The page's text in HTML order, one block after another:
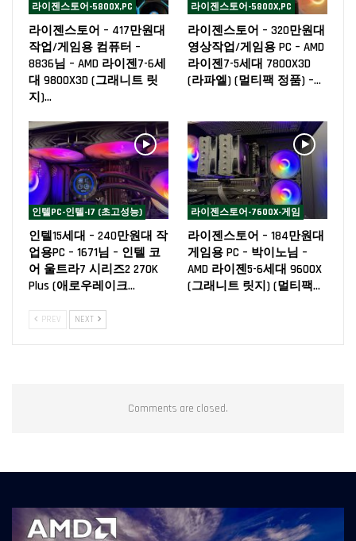
라이젠스토어-5800X,PC
라이젠스토어 – 417만원대
작업/게임용 컴퓨터 –
8836님 – AMD 라이젠7-6세
대 9800X3D (그래니트 릿
지)…
라이젠스토어-5800X,PC
라이젠스토어 – 320만원대
영상작업/게임용 PC – AMD
라이젠7-5세대 7800X3D
(라파엘) (멀티팩 정품) –…
인텔PC-인텔-I7 (초고성능)
인텔15세대 – 240만원대 작
업용PC – 1671님 – 인텔 코
어 울트라7 시리즈2 270K
Plus (애로우레이크…
라이젠스토어-7600X-게임
라이젠스토어 – 184만원대
게임용 PC – 박이노님 –
AMD 라이젠5-6세대 9600X
(그래니트 릿지) (멀티팩…
PREV NEXT
Comments are closed.